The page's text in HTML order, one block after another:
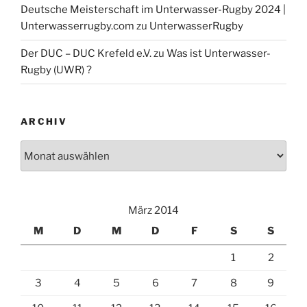
Die Unterwasser-Rugby Abteilung auf Facebook ...
Deutsche Meisterschaft im Unterwasser-Rugby 2024 |
Unterwasserrugby.com zu UnterwasserRugby
Der DUC – DUC Krefeld e.V.zu Was ist Unterwasser-
Rugby (UWR) ?
ARCHIV
März 2014
M
D M D F S S
1 2
3 4 5 6 7 8 9